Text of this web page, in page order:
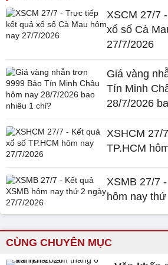
XSCM 27/7
xổ số Cà
27/7/2026
Giá vàng
Tín Minh
28/7/2026
XSHCM 27/
TP.HCM
XSMB 27/7
hôm nay
CÙNG CHUYÊN MỤC